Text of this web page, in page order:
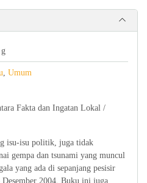
, Umum
Fakta dan Ingatan Lokal /
isu-isu politik, juga tidak
gempa dan tsunami yang muncul
yang ada di sepanjang pesisir
2004. Buku ini juga